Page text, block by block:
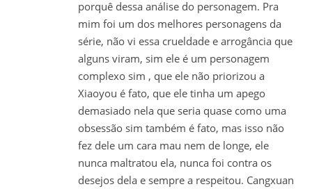
porquê dessa análise do personagem. Pra
mim foi um dos melhores personagens da
série, não vi essa crueldade e arrogância que
alguns viram, sim ele é um personagem
complexo sim , que ele não priorizou a
Xiaoyou é fato, que ele tinha um apego
demasiado nela que seria quase como uma
obsessão sim também é fato, mas isso não
fez dele um cara mau nem de longe, ele
nunca maltratou ela, nunca foi contra os
desejos dela e sempre a respeitou. Cangxuan